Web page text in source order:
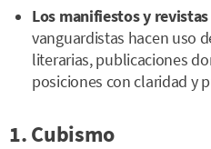
Los manifiestos y
vanguardistas hacen uso
literarias, publicaciones
posiciones con claridad y
1. Cubismo